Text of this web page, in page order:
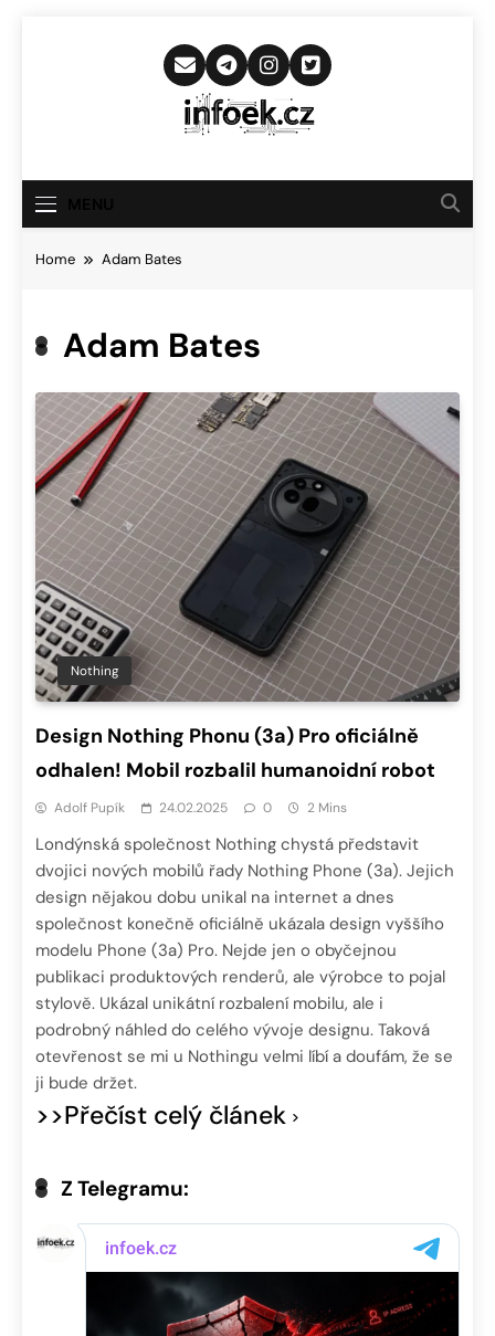
Infoek.cz
Novinkám
Home Adam Bates
Adam Bates
Nothing
Design Nothing Phonu (3a) Pro oficiálně
odhalen! Mobil rozbalil humanoidní robot
Adolf Pupík 24.02.2025 0 2 Mins
Londýnská společnost Nothing chystá představit
dvojici nových mobilů řady Nothing Phone (3a). Jejich
design nějakou dobu unikal na internet a dnes
společnost konečně oficiálně ukázala design vyššího
modelu Phone (3a) Pro. Nejde jen o obyčejnou
publikaci produktových renderů, ale výrobce to pojal
stylově. Ukázal unikátní rozbalení mobilu, ale i
podrobný náhled do celého vývoje designu. Taková
otevřenost se mi u Nothingu velmi líbí a doufám, že se
ji bude držet.
>>Přečíst celý článek
Z Telegramu: